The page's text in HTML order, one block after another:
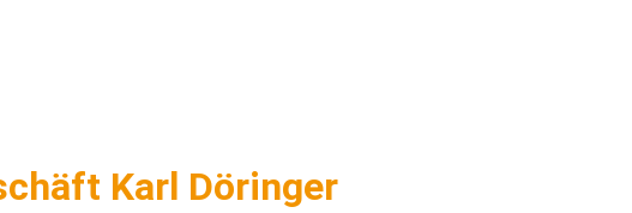
Karl Döringer